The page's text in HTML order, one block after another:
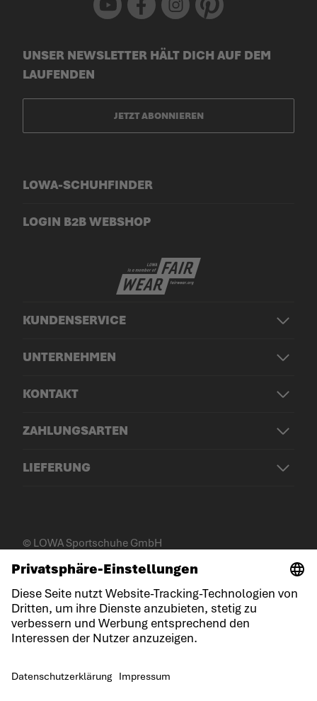
KUNDENSERVICE
UNTERNEHMEN
KONTAKT
ZAHLUNGSARTEN
LIEFERUNG
LOWA-SCHUHFINDER
LOGIN B2B WEBSHOP
UNSER NEWSLETTER HÄLT DICH AUF DEM
LAUFENDEN
JETZT ABONNIEREN
© LOWA Sportschuhe GmbH
Impressum
Datenschutz
Cookies
Gewinnspielbedingungen